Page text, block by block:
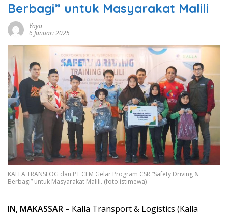
Berbagi” untuk Masyarakat Malili
Yaya
6 Januari 2025
KALLA TRANSLOG dan PT CLM Gelar Program CSR “Safety Driving &
Berbagi” untuk Masyarakat Malili. (foto:istimewa)
IN, MAKASSAR – Kalla Transport & Logistics (Kalla